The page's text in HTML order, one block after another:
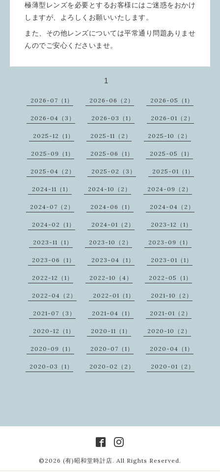
極薄型レンズを必要とするお客様にはご迷惑をおかけ
しますが、よろしくお願いいたします。
また、その他レンズについては平常通り問題ありませ
んのでご安心くださいませ。
1
2026-07（1） 2026-06（2） 2026-05（1）
2026-04（3） 2026-03（1） 2026-01（2）
2025-12（1） 2025-11（2） 2025-10（2）
2025-09（1） 2025-06（1） 2025-05（1）
2025-04（2） 2025-02（3） 2025-01（1）
2024-11（1） 2024-10（2） 2024-09（2）
2024-07（2） 2024-06（1） 2024-04（2）
2024-02（1） 2024-01（2） 2023-12（1）
2023-11（1） 2023-10（2） 2023-09（1）
2023-06（1） 2023-04（1） 2023-01（1）
2022-12（1） 2022-10（4） 2022-05（1）
2022-04（2） 2022-01（1） 2021-10（2）
2021-07（3） 2021-04（1） 2021-01（2）
2020-12（1） 2020-11（1） 2020-10（2）
2020-09（1） 2020-07（1） 2020-04（1）
2020-03（1） 2020-02（2） 2020-01（2）
©2026 (有)昭和堂時計店. All Rights Reserved.